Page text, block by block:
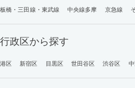
板橋・三田線・東武線
中央線多摩 京急線
行政区から探す
港区 新宿区 目黒区 世田谷区 渋谷区